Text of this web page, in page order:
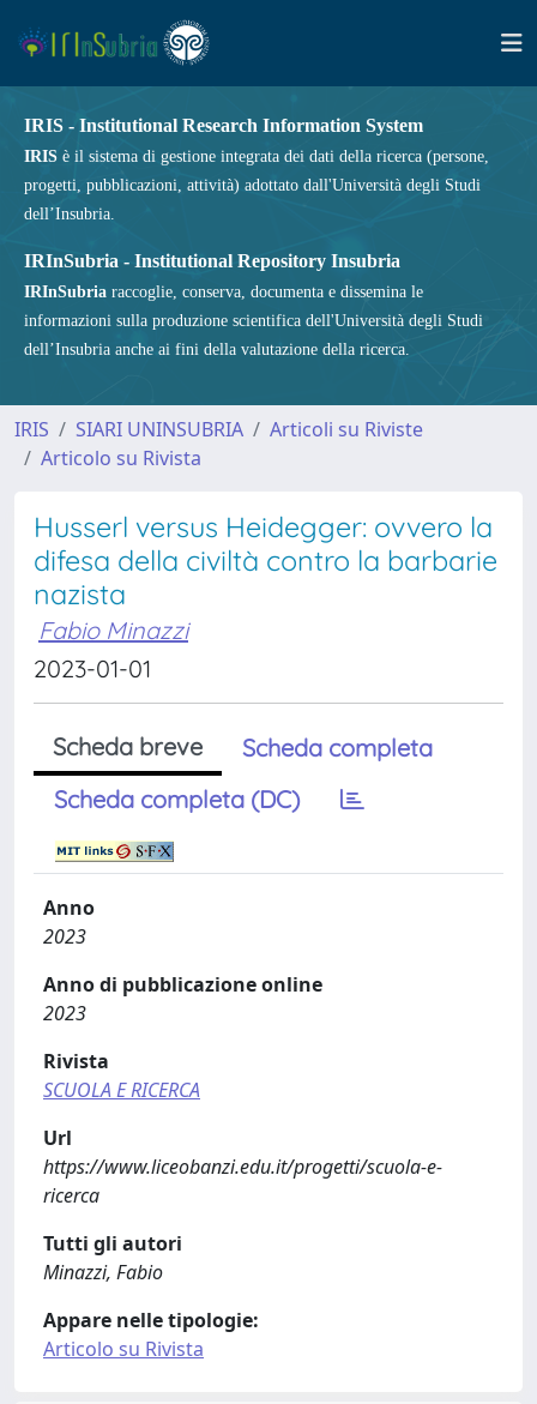
IRIS - Institutional Research Information System
IRIS è il sistema di gestione integrata dei dati della ricerca (persone,
progetti, pubblicazioni, attività) adottato dall'Università degli Studi
dell’Insubria.
IRInSubria - Institutional Repository Insubria
IRInSubria raccoglie, conserva, documenta e dissemina le
informazioni sulla produzione scientifica dell'Università degli Studi
dell’Insubria anche ai fini della valutazione della ricerca.
IRIS SIARI UNINSUBRIA
Articoli su Riviste
Articolo su Rivista
Husserl versus Heidegger: ovvero la
difesa della civiltà contro la barbarie
nazista
Fabio Minazzi
2023-01-01
Scheda breve
Scheda completa
Scheda completa (DC)
Anno
2023
Anno di pubblicazione online
2023
Rivista
SCUOLA E RICERCA
Url
https://www.liceobanzi.edu.it/progetti/scuola-e-
ricerca
Tutti gli autori
Minazzi, Fabio
Appare nelle tipologie:
Articolo su Rivista